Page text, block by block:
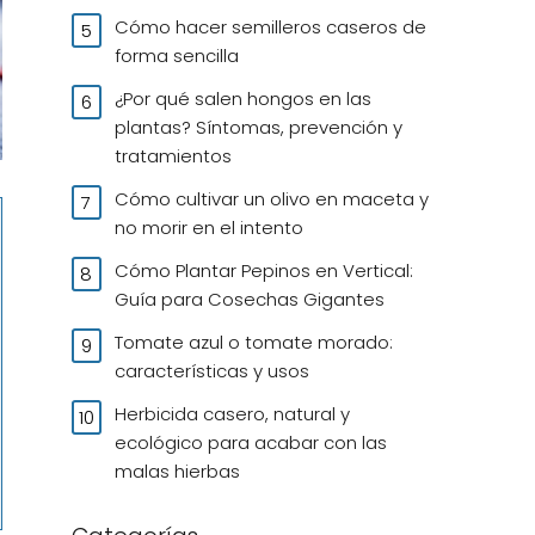
Cómo hacer semilleros caseros de
forma sencilla
¿Por qué salen hongos en las
plantas? Síntomas, prevención y
tratamientos
Cómo cultivar un olivo en maceta y
no morir en el intento
Cómo Plantar Pepinos en Vertical:
Guía para Cosechas Gigantes
Tomate azul o tomate morado:
características y usos
Herbicida casero, natural y
ecológico para acabar con las
malas hierbas